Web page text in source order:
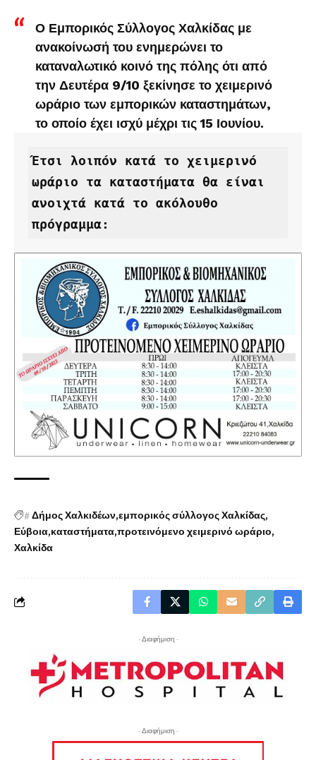
Ο Εμπορικός Σύλλογος Χαλκίδας με
ανακοίνωσή του ενημερώνει το
καταναλωτικό κοινό της πόλης ότι από
την Δευτέρα 9/10 ξεκίνησε το χειμερινό
ωράριο των εμπορικών καταστημάτων,
το οποίο έχει ισχύ μέχρι τις 15 Ιουνίου.
Έτσι λοιπόν κατά το χειμερινό
ωράριο τα καταστήματα θα είναι
ανοιχτά κατά το ακόλουθο
πρόγραμμα:
#Δήμος Χαλκιδέων εμπορικός σύλλογος Χαλκίδας
Εύβοια καταστήματα προτεινόμενο χειμερινό ωράριο
Χαλκίδα
- Διαφήμιση -
- Διαφήμιση -